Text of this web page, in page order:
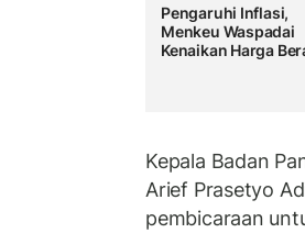
Pengaruhi Inflasi,
Menkeu Waspadai
Kenaikan Harga
Kepala Badan
Arief Prasetyo
pembicaraan